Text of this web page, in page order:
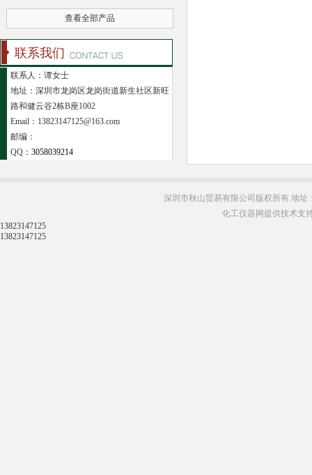
查看全部产品
联系我们
联系人：谭女士
地址：深圳市龙岗区龙岗街道新生社区新旺
路和健云谷2栋B座1002
Email：13823147125@163.com
邮编：
QQ： 3058039214
深圳市秋山贸易有限公司版权所有 地址
化工仪器网提供技术支
13823147125
13823147125